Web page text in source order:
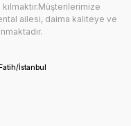
ailesi, daima kaliteye ve
İstanbul